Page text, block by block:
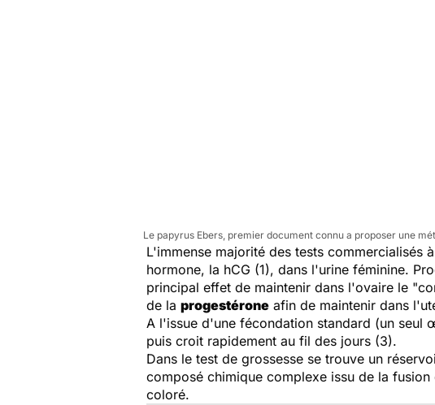
Le papyrus Ebers, premier document connu a proposer une
L'immense majorité des tests commercialisés
hormone, la hCG (1), dans l'urine féminine.
principal effet de maintenir dans l'ovaire le
de la progestérone afin de maintenir dans
A l'issue d'une fécondation standard (un seul
puis croit rapidement au fil des jours (3).
Dans le test de grossesse se trouve un
composé chimique complexe issu de la
coloré.